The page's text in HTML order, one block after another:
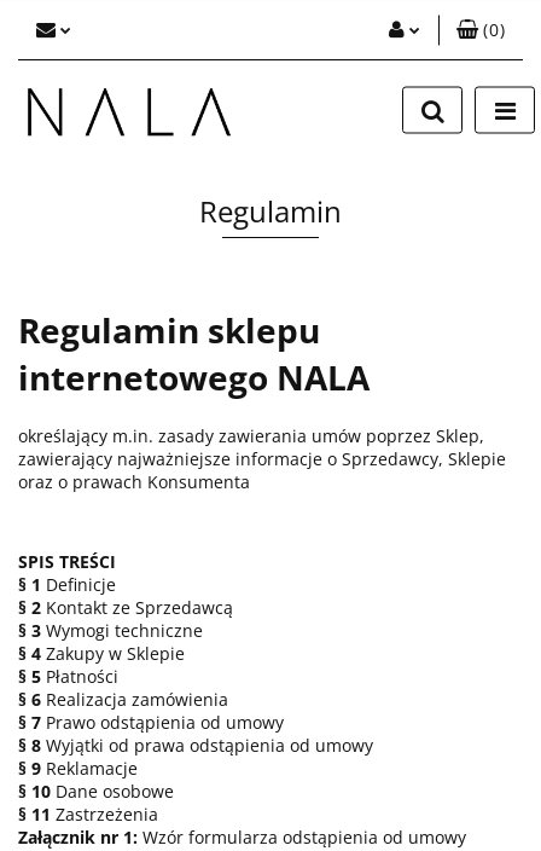
Zaloguj się
Zarejestruj się
(0)
Regulamin
Regulamin sklepu
internetowego NALA
określający m.in. zasady zawierania umów poprzez Sklep,
zawierający najważniejsze informacje o Sprzedawcy, Sklepie
oraz o prawach Konsumenta
SPIS TREŚCI
§ 1 Definicje
§ 2 Kontakt ze Sprzedawcą
§ 3 Wymogi techniczne
§ 4 Zakupy w Sklepie
§ 5 Płatności
§ 6 Realizacja zamówienia
§ 7 Prawo odstąpienia od umowy
§ 8 Wyjątki od prawa odstąpienia od umowy
§ 9 Reklamacje
§ 10 Dane osobowe
§ 11 Zastrzeżenia
Załącznik nr 1: Wzór formularza odstąpienia od umowy